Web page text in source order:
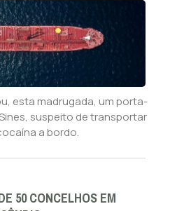
esta madrugada, um porta-
suspeito de transportar
a bordo.
50 CONCELHOS EM